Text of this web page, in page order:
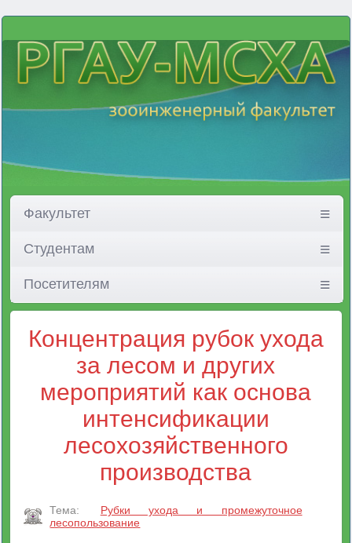
Факультет
Студентам
Посетителям
Концентрация рубок ухода
за лесом и других
мероприятий как основа
интенсификации
лесохозяйственного
производства
Тема:
Рубки ухода и промежуточное
лесопользование